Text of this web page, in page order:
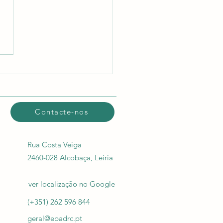
Contacte-nos
Rua Costa Veiga
2460-028 Alcobaça, Leiria
ver localização​ no Google
(+351) 262 596 844
geral@epadrc.pt